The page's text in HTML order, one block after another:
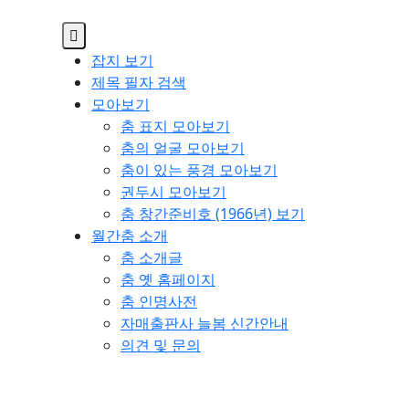
잡지 보기
제목 필자 검색
모아보기
춤 표지 모아보기
춤의 얼굴 모아보기
춤이 있는 풍경 모아보기
권두시 모아보기
춤 창간준비호 (1966년) 보기
월간춤 소개
춤 소개글
춤 옛 홈페이지
춤 인명사전
자매출판사 늘봄 신간안내
의견 및 문의